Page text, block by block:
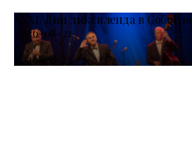
XXXI. Дни диксиленда в Собосло
2026-08-21
-
2026-08-23